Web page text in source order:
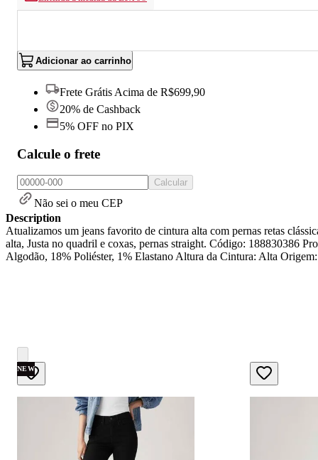
Adicionar ao carrinho
Frete Grátis Acima de R$699,90
20% de Cashback
5% OFF no PIX
Calcule o frete
Calcular
Não sei o meu CEP
Description
Atualizamos um jeans favorito de cintura alta com pernas retas
alta, Justa no quadril e coxas, pernas straight. Código: 188830386
Algodão, 18% Poliéster, 1% Elastano Altura da Cintura: Alta Origem:
NEW